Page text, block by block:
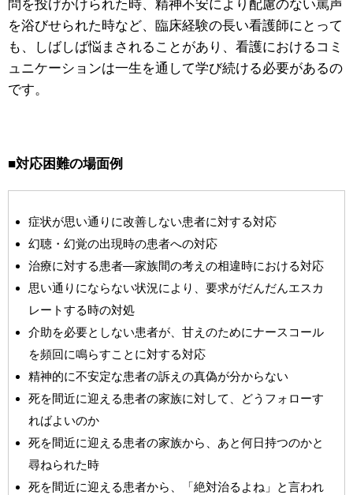
問を投げかけられた時、精神不安により配慮のない罵声
を浴びせられた時など、臨床経験の長い看護師にとって
も、しばしば悩まされることがあり、看護におけるコミ
ュニケーションは一生を通して学び続ける必要があるの
です。
■対応困難の場面例
症状が思い通りに改善しない患者に対する対応
幻聴・幻覚の出現時の患者への対応
治療に対する患者―家族間の考えの相違時における対応
思い通りにならない状況により、要求がだんだんエスカ
レートする時の対処
介助を必要としない患者が、甘えのためにナースコール
を頻回に鳴らすことに対する対応
精神的に不安定な患者の訴えの真偽が分からない
死を間近に迎える患者の家族に対して、どうフォローす
ればよいのか
死を間近に迎える患者の家族から、あと何日持つのかと
尋ねられた時
死を間近に迎える患者から、「絶対治るよね」と言われ